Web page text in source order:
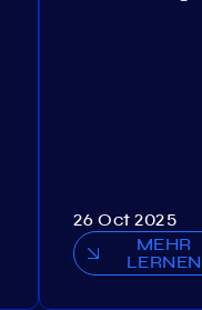
26 Oct 2025
MEHR
LERNEN